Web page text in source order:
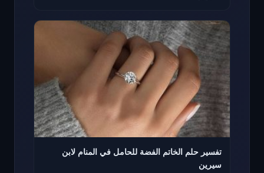
تفسير حلم الخاتم الفضة للحامل في المنام لابن
سيرين